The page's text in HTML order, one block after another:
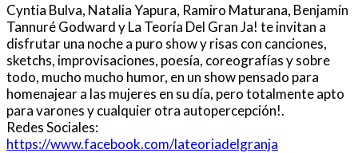
Cyntia Bulva, Natalia Yapura, Ramiro Maturana, Benjamín
Tannuré Godward y La Teoría Del Gran Ja! te invitan a
disfrutar una noche a puro show y risas con canciones,
sketchs, improvisaciones, poesía, coreografías y sobre
todo, mucho mucho humor, en un show pensado para
homenajear a las mujeres en su día, pero totalmente apto
para varones y cualquier otra autopercepción!.
Redes Sociales:
https://www.facebook.com/lateoriadelgranja